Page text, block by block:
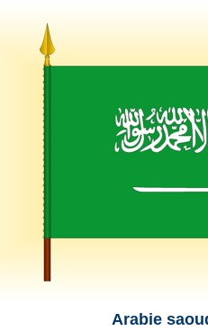
Arabie